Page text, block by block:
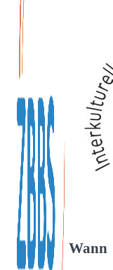
Wann